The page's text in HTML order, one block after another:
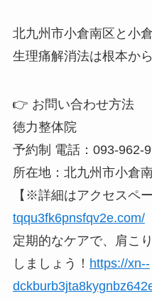
北九州市小倉南区と小
生理痛解消法は根本か
👉 お問い合わせ方法
徳力整体院
予約制 電話：093-962-
所在地：北九州市小倉
【※詳細はアクセスペー
tqqu3fk6pnsfqv2e.com/
定期的なケアで、肩こ
しましょう！ https://xn--